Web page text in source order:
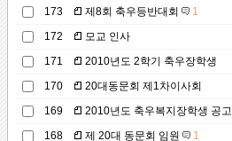
173
제8회 축우등반대회
1
172
모교 인사
171
2010년도 2학기 축우장학생
170
20대동문회 제1차이사회
169
2010년도 축우복지장학생 공고
168
제 20대 동문회 임원
1